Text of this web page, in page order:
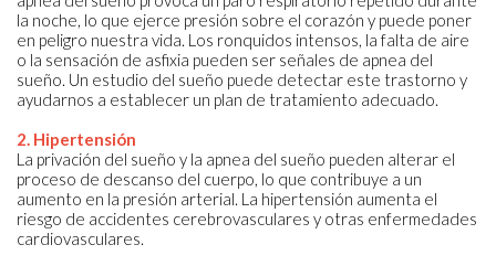
la noche, lo que ejerce presión sobre el corazón y puede poner
en peligro nuestra vida. Los ronquidos intensos, la falta de aire
o la sensación de asfixia pueden ser señales de apnea del
sueño. Un estudio del sueño puede detectar este trastorno y
ayudarnos a establecer un plan de tratamiento adecuado.
2. Hipertensión
La privación del sueño y la apnea del sueño pueden alterar el
proceso de descanso del cuerpo, lo que contribuye a un
aumento en la presión arterial. La hipertensión aumenta el
riesgo de accidentes cerebrovasculares y otras enfermedades
cardiovasculares.